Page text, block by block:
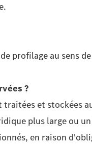
profilage au sens
?
et stockées
plus large
en raison